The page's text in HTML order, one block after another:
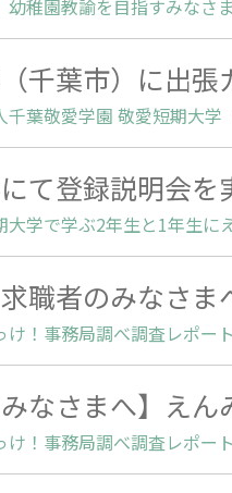
千葉市）に出張
て登録説明会を
求職者のみなさ
みなさまへ】え